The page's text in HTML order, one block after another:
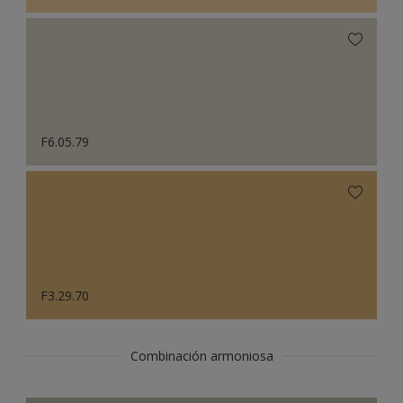
F6.05.79
F3.29.70
Combinación armoniosa